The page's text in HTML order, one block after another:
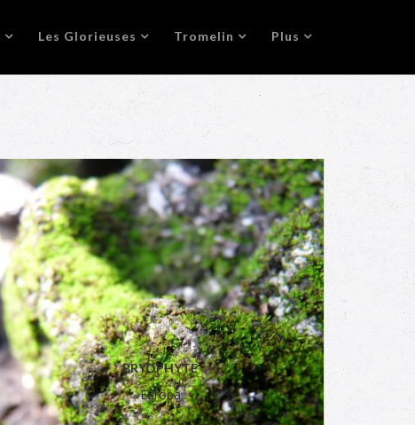
Les Glorieuses Tromelin Plus
BRYOPHYTE
Europa